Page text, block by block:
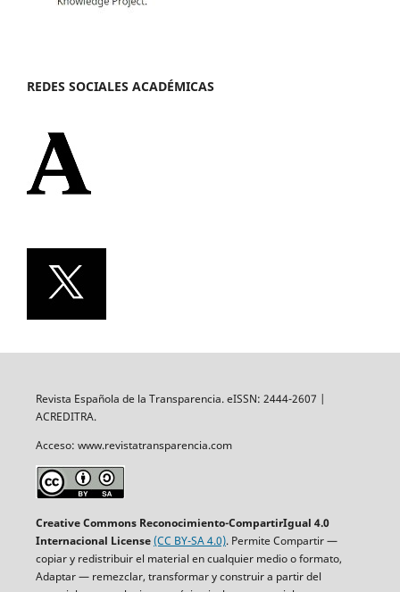
REDES SOCIALES ACADÉMICAS
Revista Española de la Transparencia. eISSN: 2444-2607 |
ACREDITRA.
Acceso: www.revistatransparencia.com
Creative Commons Reconocimiento-CompartirIgual 4.0
Internacional License(CC BY-SA 4.0). Permite Compartir —
copiar y redistribuir el material en cualquier medio o formato,
Adaptar — remezclar, transformar y construir a partir del